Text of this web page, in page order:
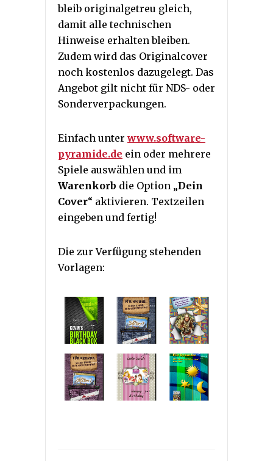
bleib originalgetreu gleich,
damit alle technischen
Hinweise erhalten bleiben.
Zudem wird das Originalcover
noch kostenlos dazugelegt. Das
Angebot gilt nicht für NDS- oder
Sonderverpackungen.
Einfach unterwww.software-
pyramide.de ein oder mehrere
Spiele auswählen und im
Warenkorb die Option „Dein
Cover“ aktivieren. Textzeilen
eingeben und fertig!
Die zur Verfügung stehenden
Vorlagen: